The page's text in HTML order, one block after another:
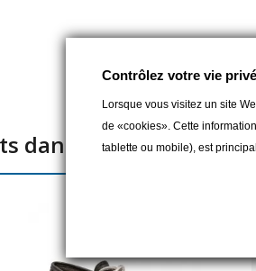
dans la même
Contrôlez votre vie
Lorsque vous visitez un site
de «cookies». Cette
tablette ou mobile), est